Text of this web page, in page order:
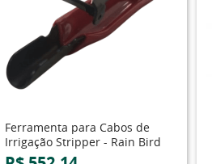
Ferramenta para Cabos de
Irrigação Stripper - Rain Bird